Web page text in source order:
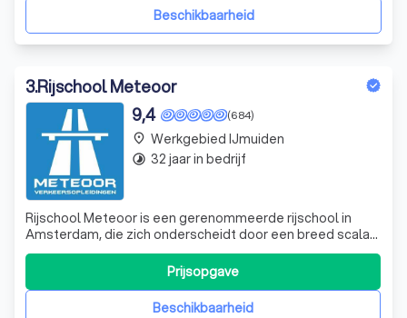
Beschikbaarheid
3.Rijschool Meteoor
(684)
9,4
Rijschool Meteoor is een gerenommeerde rijschool in
Amsterdam, die zich onderscheidt door een breed scala
aan rijopleidingen aan te bieden. Of je nu op zoek bent
naar autorijlessen, bromfietslessen, motorrijlessen,
spoedopleidingen, aanhangerrijlessen of
praktijkexamens, wij bieden professionele en
Beschikbaarheid
Prijsopgave
place Werkgebied IJmuiden
timelapse 32 jaar in bedrijf